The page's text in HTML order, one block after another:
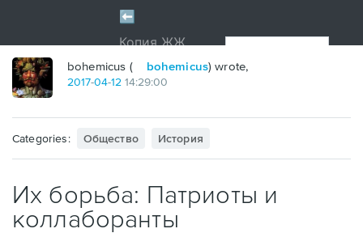
bohemicus ( bohemicus) wrote,
2017-04-12 14:29:00
Categories: Общество История
Их борьба: Патриоты и
коллаборанты